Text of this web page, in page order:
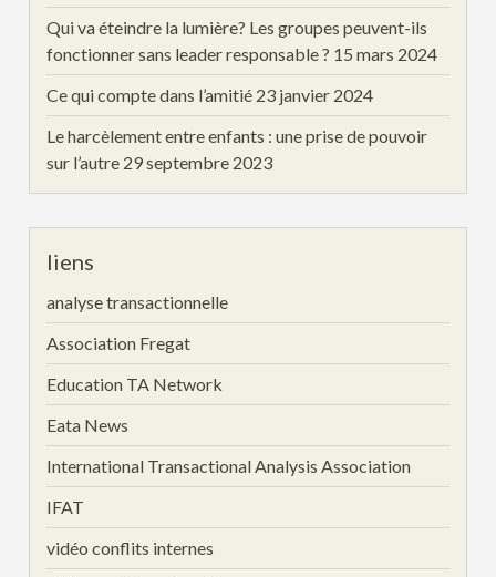
Qui va éteindre la lumière? Les groupes peuvent-ils
fonctionner sans leader responsable ? 15 mars 2024
Ce qui compte dans l’amitié 23 janvier 2024
Le harcèlement entre enfants : une prise de pouvoir
sur l’autre 29 septembre 2023
liens
analyse transactionnelle
Association Fregat
Education TA Network
Eata News
International Transactional Analysis Association
IFAT
vidéo conflits internes